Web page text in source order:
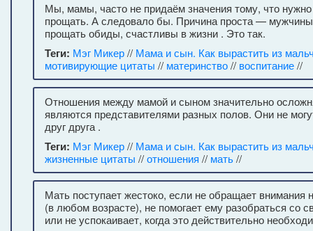
Мы, мамы, часто не придаём значения тому, что нужно
прощать. А следовало бы. Причина проста —
прощать обиды, счастливы в жизни . Это так.
Теги: Мэг Микер// Мама и сын. Как вырастить из
мотивирующие цитаты // материнство// воспитание//
Отношения между мамой и сыном значительно
являются представителями разных полов. Они не
друг друга .
Теги: Мэг Микер// Мама и сын. Как вырастить из
жизненные цитаты //отношения // мать//
Мать поступает жестоко, если не обращает внимания
(в любом возрасте), не помогает ему разобраться со
или не успокаивает, когда это действительно